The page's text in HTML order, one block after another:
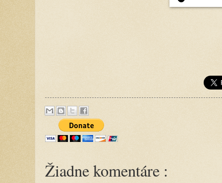
Žiadne komentáre :